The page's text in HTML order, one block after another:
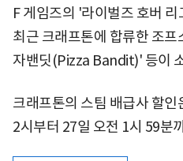
F 게임즈의 '라이벌즈 호버
최근 크래프톤에 합류한 조프
자밴딧(Pizza Bandit)' 등이
크래프톤의 스팀 배급사 할
2시부터 27일 오전 1시 59분